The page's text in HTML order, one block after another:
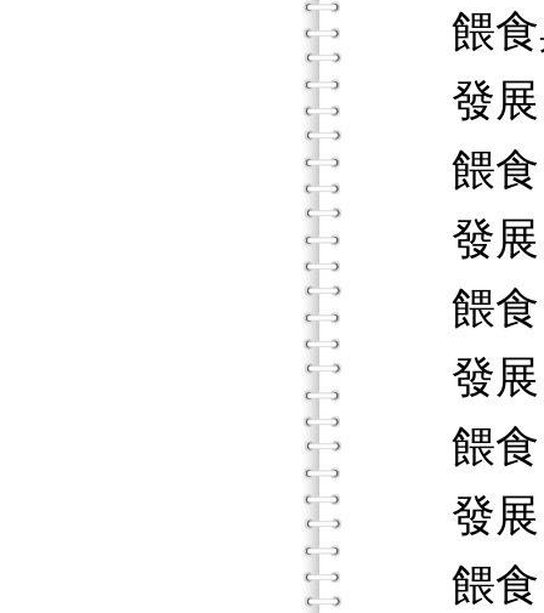
餵食與
發展
餵食
發展
餵食
發展
餵食
發展
餵食